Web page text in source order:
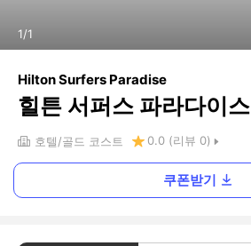
1/1
Hilton Surfers Paradise
힐튼 서퍼스 파라다이스
호텔 골드 코스트 0.0 (리뷰 0)
쿠폰받기